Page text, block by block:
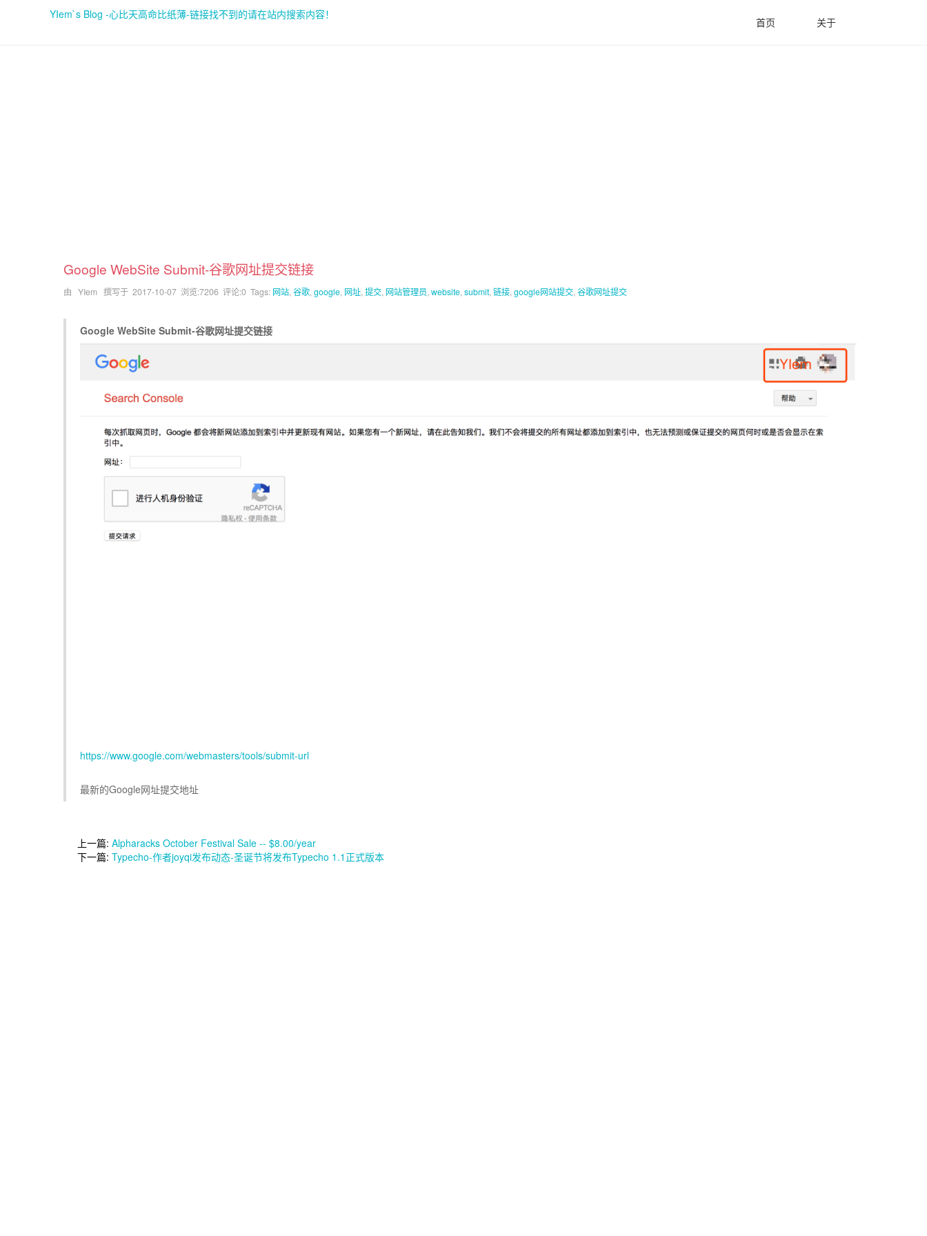
YIem`s Blog -心比天高命比纸薄-链接找不到的请在站内搜索内容！
首页 关于
Google WebSite Submit-谷歌网址提交链接
由 YIem 撰写于 2017-10-07 浏览:7206 评论:0 Tags: 网站, 谷歌, google, 网址, 提交, 网站管理员, website, submit, 链接, google网站提交, 谷歌网址提交
Google WebSite Submit-谷歌网址提交链接
https://www.google.com/webmasters/tools/submit-url
最新的Google网址提交地址
上一篇: Alpharacks October Festival Sale -- $8.00/year
下一篇: Typecho-作者joyqi发布动态-圣诞节将发布Typecho 1.1正式版本